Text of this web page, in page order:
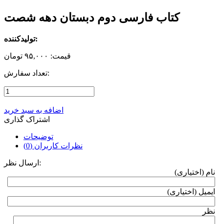
کتاب فارسی دوم دبستان دهه شصت
تولیدکننده:
قیمت: ۹۵,۰۰۰ تومان
تعداد سفارش:
اضافه به سبد خرید
اشتراک گذاری
توضیحات
نظرات کاربران (0)
ارسال نظر:
نام (اختیاری)
ایمیل (اختیاری)
نظر